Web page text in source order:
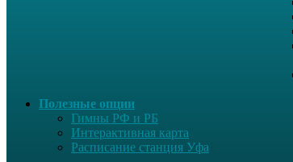
Полезные опции
Гимны РФ и РБ
Интерактивная карта
Расписание станция Уфа